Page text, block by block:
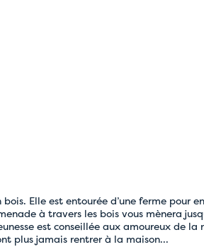
Elle est entourée d’une ferme pour
à travers les bois vous mènera
est conseillée aux amoureux de la
plus jamais rentrer à la maison...